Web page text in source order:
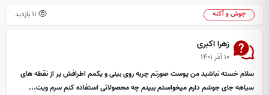
جوش و آکنه
زهرا اکبری
۱۰ آذر ۱۴۰۱
سلام خسته نباشید من پوست صورتم چربه روی بینی و یکمم اطرافش پر از نقطه های
سیاهه جای جوشم دارم میخواستم ببینم چه محصولاتی استفاده کنم سرم ویت...